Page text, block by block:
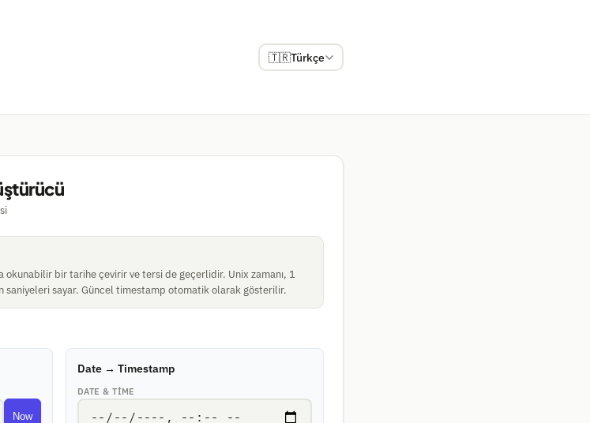
🇹🇷Türkçe
okunabilir bir tarihe çevirir ve tersi de geçerlidir. Unix zamanı, 1
saniyeleri sayar. Güncel timestamp otomatik olarak gösterilir.
Now
Date → Timestamp
DATE & TIME